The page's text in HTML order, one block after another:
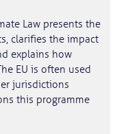
Law presents the
clarifies the impact
explains how
EU is often used
jurisdictions
this programme